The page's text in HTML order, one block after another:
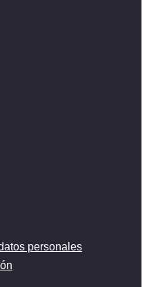
personales